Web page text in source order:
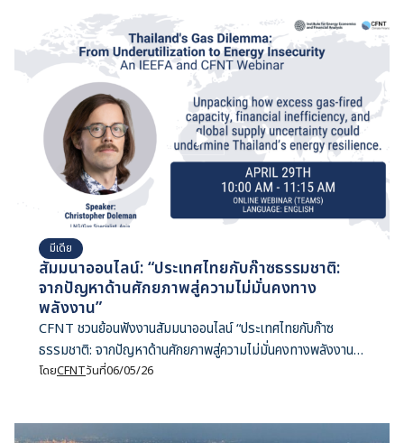
มีเดีย
สัมมนาออนไลน์: “ประเทศไทยกับก๊าซธรรมชาติ:
จากปัญหาด้านศักยภาพสู่ความไม่มั่นคงทาง
พลังงาน”
CFNT ชวนย้อนฟังงานสัมมนาออนไลน์ “ประเทศไทยกับก๊าซ
ธรรมชาติ: จากปัญหาด้านศักยภาพสู่ความไม่มั่นคงทางพลังงาน”
โดย คริสโตเฟอร์ โดลมัน นักวิจัยจาก IEEFA และผู้ร่วมเขียน
โดยCFNTวันที่06/05/26